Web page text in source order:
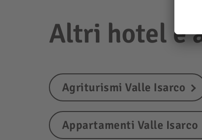
Altri hotel e
Agriturismi Valle Isarco
Appartamenti Valle Isarco